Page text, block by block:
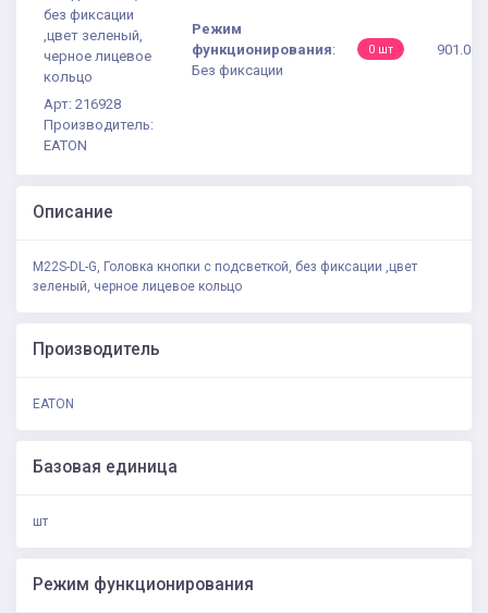
без фиксации
,цвет зеленый,
черное лицевое
кольцо
Арт: 216928
Производитель:
EATON
Режим
функционирования:
Без фиксации
0 шт 901.08
Описание
M22S-DL-G, Головка кнопки с подсветкой, без фиксации ,цвет
зеленый, черное лицевое кольцо
Производитель
EATON
Базовая единица
шт
Режим функционирования